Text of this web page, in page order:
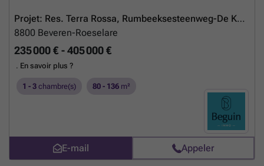
Projet: Res. Terra Rossa, Rumbeeksesteenweg-De Karre, Rumbeke
8800 Beveren-Roeselare
235 000 € - 405 000 €
. En savoir plus ?
1 - 3 chambre(s) 80 - 136 m²
E-mail Appeler